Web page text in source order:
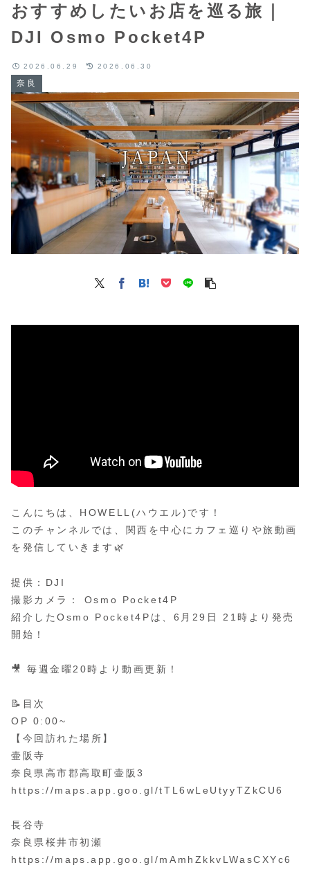
おすすめしたいお店を巡る旅｜
DJI Osmo Pocket4P
奈良
2026.06.29 2026.06.30
こんにちは、HOWELL(ハウエル)です！
このチャンネルでは、関西を中心にカフェ巡りや旅動画
を発信していきます🌿
提供：DJI
撮影カメラ： Osmo Pocket4P
紹介したOsmo Pocket4Pは、6月29日 21時より発売
開始！
🎥 毎週金曜20時より動画更新！
📝目次
OP 0:00~
【今回訪れた場所】
壷阪寺
奈良県高市郡高取町壷阪3
https://maps.app.goo.gl/tTL6wLeUtyyTZkCU6
長谷寺
奈良県桜井市初瀬
https://maps.app.goo.gl/mAmhZkkvLWasCXYc6